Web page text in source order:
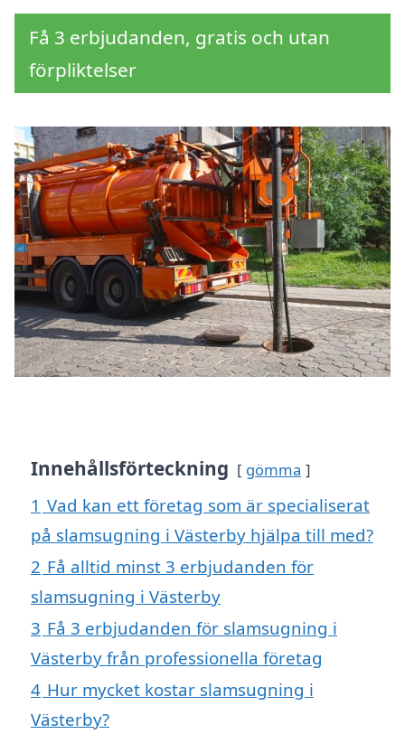
Få 3 erbjudanden, gratis och utan
förpliktelser
Innehållsförteckning gömma
1 Vad kan ett företag som är specialiserat
på slamsugning i Västerby hjälpa till med?
2 Få alltid minst 3 erbjudanden för
slamsugning i Västerby
3 Få 3 erbjudanden för slamsugning i
Västerby från professionella företag
4 Hur mycket kostar slamsugning i
Västerby?